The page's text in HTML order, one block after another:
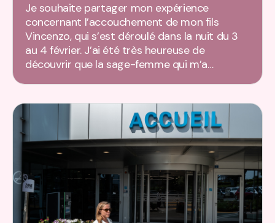
Je souhaite partager mon expérience
concernant l’accouchement de mon fils
Vincenzo, qui s’est déroulé dans la nuit du 3
au 4 février. J’ai été très heureuse de
découvrir que la sage-femme qui m’a…